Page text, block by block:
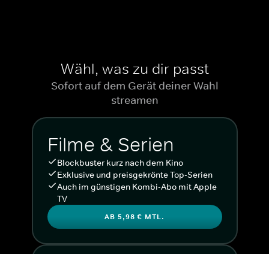
Wähl, was zu dir passt
Sofort auf dem Gerät deiner Wahl
streamen
Filme & Serien
Blockbuster kurz nach dem Kino
Exklusive und preisgekrönte Top-Serien
Auch im günstigen Kombi-Abo mit Apple
TV
AB 5,98 € MTL.